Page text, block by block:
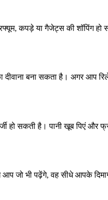
कपड़े या गैजेट्स की शॉपिंग
बना सकता है। अगर आप
हो सकती है। पानी खूब पिएं
जो भी पढ़ेंगे, वह सीधे आपके